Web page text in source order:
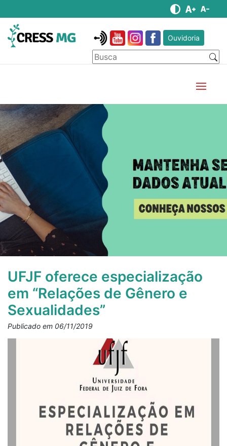
Ouvidoria
UFJF oferece especialização
em “Relações de Gênero e
Sexualidades”
Publicado em 06/11/2019